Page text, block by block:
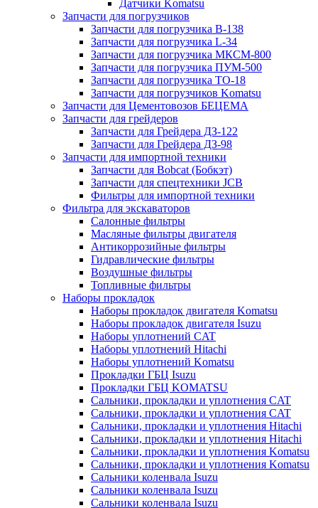
Датчики Komatsu
Запчасти для погрузчиков
Запчасти для погрузчика B-138
Запчасти для погрузчика L-34
Запчасти для погрузчика МКСМ-800
Запчасти для погрузчика ПУМ-500
Запчасти для погрузчика ТО-18
Запчасти для погрузчиков Komatsu
Запчасти для Цементовозов БЕЦЕМА
Запчасти для грейдеров
Запчасти для Грейдера ДЗ-122
Запчасти для Грейдера ДЗ-98
Запчасти для импортной техники
Запчасти для Bobcat (Бобкэт)
Запчасти для спецтехники JCB
Фильтры для импортной техники
Фильтра для экскаваторов
Салонные фильтры
Масляные фильтры двигателя
Антикоррозийные фильтры
Гидравлические фильтры
Воздушные фильтры
Топливные фильтры
Наборы прокладок
Наборы прокладок двигателя Komatsu
Наборы прокладок двигателя Isuzu
Наборы уплотнений CAT
Наборы уплотнений Hitachi
Наборы уплотнений Komatsu
Прокладки ГБЦ Isuzu
Прокладки ГБЦ KOMATSU
Сальники, прокладки и уплотнения CAT
Сальники, прокладки и уплотнения CAT
Сальники, прокладки и уплотнения Hitachi
Сальники, прокладки и уплотнения Hitachi
Сальники, прокладки и уплотнения Komatsu
Сальники, прокладки и уплотнения Komatsu
Сальники коленвала Isuzu
Сальники коленвала Isuzu
Сальники коленвала Isuzu